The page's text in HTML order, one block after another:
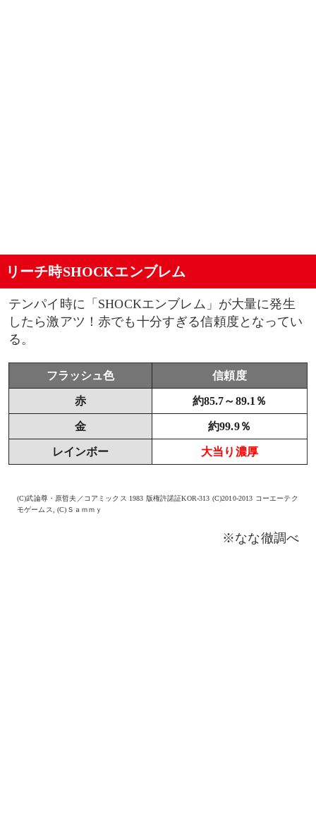
リーチ時SHOCKエンブレム
テンパイ時に「SHOCKエンブレム」が大量に発生
したら激アツ！赤でも十分すぎる信頼度となってい
る。
フラッシュ色 信頼度
赤 約85.7～89.1％
金 約99.9％
レインボー 大当り濃厚
(C)武論尊・原哲夫／コアミックス 1983 版権許諾証KOR-313 (C)2010-2013 コーエーテク
モゲームス, (C)Ｓａｍｍｙ
※なな徹調べ